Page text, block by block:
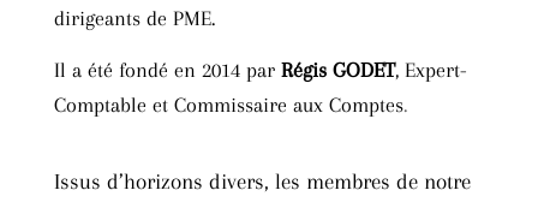
dirigeants de PME.
Il a été fondé en 2014 par Régis GODET, Expert-
Comptable et Commissaire aux Comptes.
Issus d’horizons divers, les membres de notre